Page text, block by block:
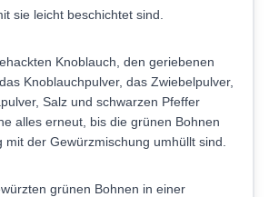
sie leicht beschichtet sind.
Knoblauch, den geriebenen
Knoblauchpulver, das Zwiebelpulver,
Salz und schwarzen Pfeffer
alles erneut, bis die grünen Bohnen
mit der Gewürzmischung umhüllt sind.
grünen Bohnen in einer